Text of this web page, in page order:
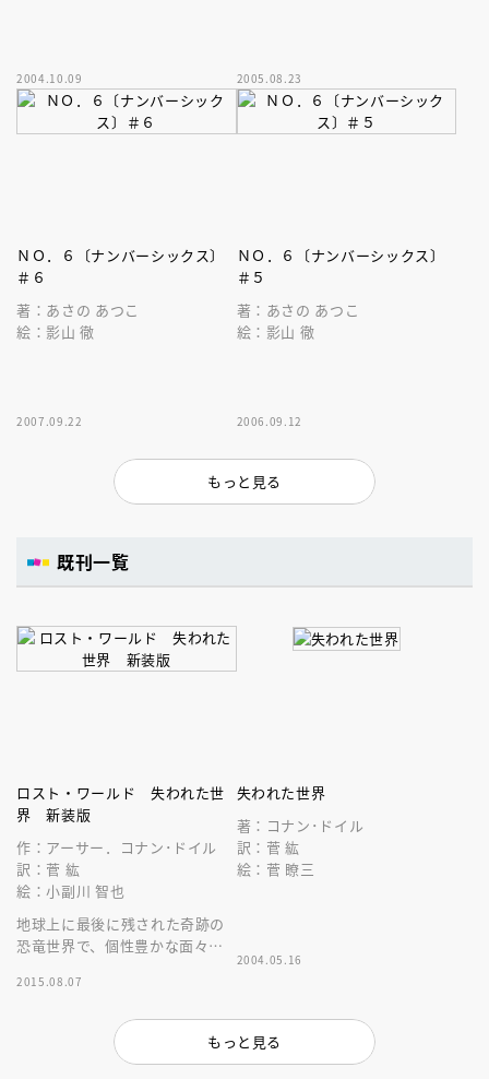
2004.10.09 2005.08.23
ＮＯ．６〔ナンバーシックス〕
＃６
著：あさの あつこ
絵：影山 徹
2007.09.22
ＮＯ．６〔ナンバーシックス〕
＃５
著：あさの あつこ
絵：影山 徹
2006.09.12
もっと見る
既刊一覧
ロスト・ワールド 失われた世
界 新装版
作：アーサー．コナン･ドイル
訳：菅 紘
絵：小副川 智也
地球上に最後に残された奇跡の
恐竜世界で、個性豊かな面々が
る、ＳＦ冒険小説の最高傑作！
2015.08.07
失われた世界
著：コナン･ドイル
訳：菅 紘
絵：菅 瞭三
2004.05.16
もっと見る